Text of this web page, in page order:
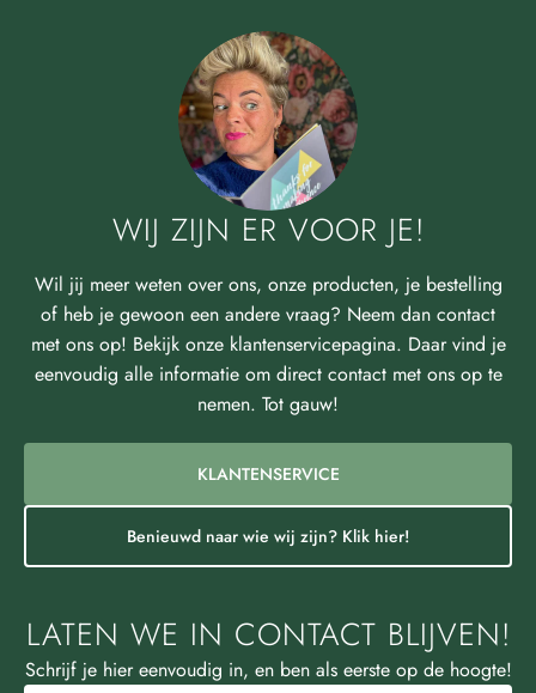
WIJ ZIJN ER VOOR JE!
Wil jij meer weten over ons, onze producten, je bestelling
of heb je gewoon een andere vraag? Neem dan contact
met ons op! Bekijk onze klantenservicepagina. Daar vind je
eenvoudig alle informatie om direct contact met ons op te
nemen. Tot gauw!
KLANTENSERVICE
Benieuwd naar wie wij zijn? Klik hier!
LATEN WE IN CONTACT BLIJVEN!
Schrijf je hier eenvoudig in, en ben als eerste op de hoogte!